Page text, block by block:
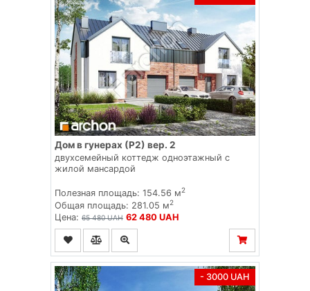
Дом в гунерах (Р2) вер. 2
двухсемейный коттедж одноэтажный с
жилой мансардой
Полезная площадь: 154.56 м2
Общая площадь: 281.05 м2
Цена: 65 480 UAH 62 480 UAH
- 3000 UAH